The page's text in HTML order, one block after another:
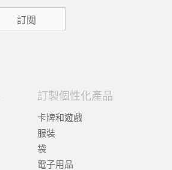
訂製個性化產品
卡牌和遊戲
服裝
袋
電子用品